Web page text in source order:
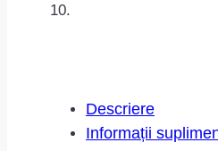
10.
Descriere
Informații